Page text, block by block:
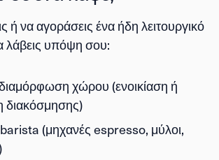
ή να αγοράσεις ένα ήδη λειτουργικό
λάβεις υπόψη σου:
διαμόρφωση χώρου (ενοικίαση ή
διακόσμησης)
(μηχανές espresso, μύλοι,